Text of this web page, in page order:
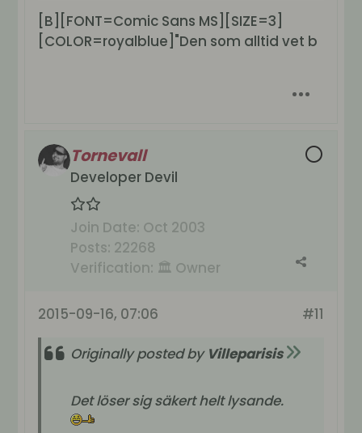
[B][FONT=Comic Sans MS][SIZE=3]
[COLOR=royalblue]"Den som alltid vet b
Tornevall
Developer Devil
Join Date: Oct 2003
Posts: 22268
Verification: 🏛️ Owner
#11
2015-09-16, 07:06
Originally posted by Villeparisis
Det löser sig säkert helt lysande.